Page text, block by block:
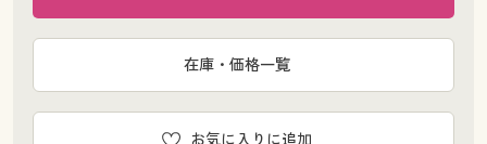
お気に入りに追加
在庫・価格一覧